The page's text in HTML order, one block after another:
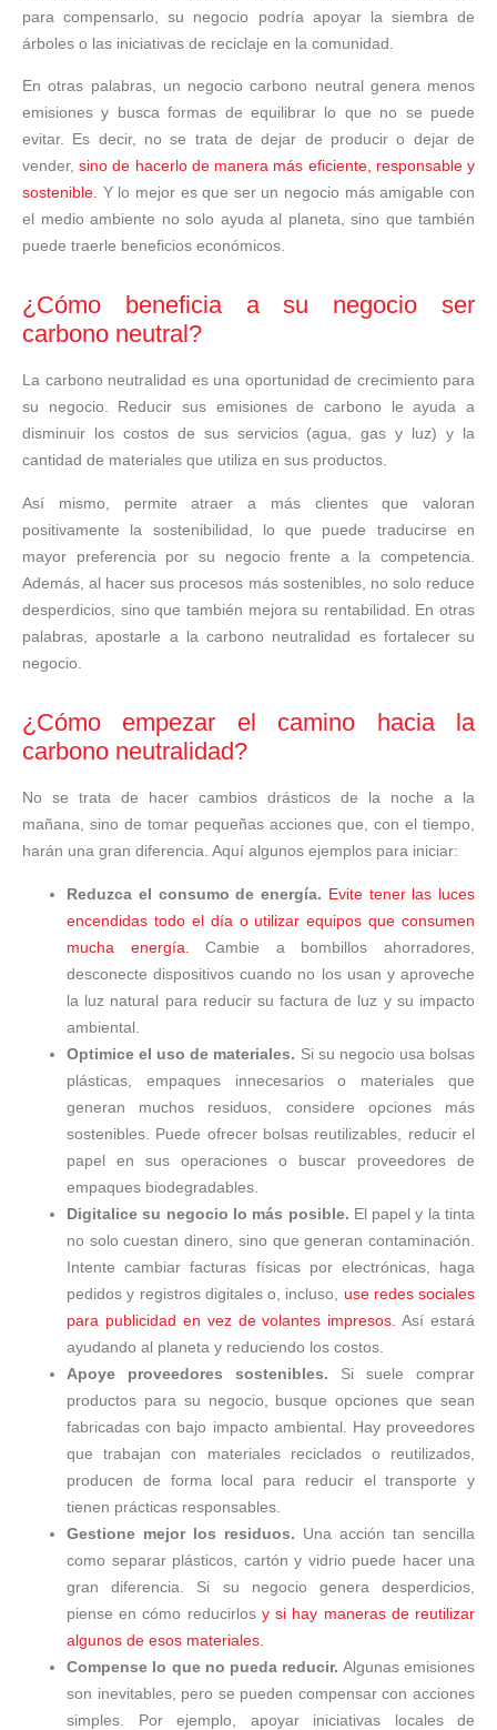
para compensarlo, su negocio podría apoyar la siembra de
árboles o las iniciativas de reciclaje en la comunidad.
En otras palabras, un negocio carbono neutral genera menos
emisiones y busca formas de equilibrar lo que no se puede
evitar. Es decir, no se trata de dejar de producir o dejar de
vender,sino de hacerlo de manera más eficiente, responsable y
sostenible. Y lo mejor es que ser un negocio más amigable con
el medio ambiente no solo ayuda al planeta, sino que también
puede traerle beneficios económicos.
¿Cómo beneficia a su negocio ser
carbono neutral?
La carbono neutralidad es una oportunidad de crecimiento para
su negocio. Reducir sus emisiones de carbono le ayuda a
disminuir los costos de sus servicios (agua, gas y luz) y la
cantidad de materiales que utiliza en sus productos.
Así mismo, permite atraer a más clientes que valoran
positivamente la sostenibilidad, lo que puede traducirse en
mayor preferencia por su negocio frente a la competencia.
Además, al hacer sus procesos más sostenibles, no solo reduce
desperdicios, sino que también mejora su rentabilidad. En otras
palabras, apostarle a la carbono neutralidad es fortalecer su
negocio.
¿Cómo empezar el camino hacia la
carbono neutralidad?
No se trata de hacer cambios drásticos de la noche a la
mañana, sino de tomar pequeñas acciones que, con el tiempo,
harán una gran diferencia. Aquí algunos ejemplos para iniciar:
Reduzca el consumo de energía. Evite tener las luces
encendidas todo el día o utilizar equipos que consumen
mucha energía.
Cambie a bombillos ahorradores,
desconecte dispositivos cuando no los usan y aproveche
la luz natural para reducir su factura de luz y su impacto
ambiental.
Optimice el uso de materiales. Si su negocio usa bolsas
plásticas, empaques innecesarios o materiales que
generan muchos residuos, considere opciones más
sostenibles. Puede ofrecer bolsas reutilizables, reducir el
papel en sus operaciones o buscar proveedores de
empaques biodegradables.
Digitalice su negocio lo más posible. El papel y la tinta
no solo cuestan dinero, sino que generan contaminación.
Intente cambiar facturas físicas por electrónicas, haga
pedidos y registros digitales o, incluso, use redes sociales
para publicidad en vez de volantes impresos.Así estará
ayudando al planeta y reduciendo los costos.
Apoye proveedores sostenibles. Si suele comprar
productos para su negocio, busque opciones que sean
fabricadas con bajo impacto ambiental. Hay proveedores
que trabajan con materiales reciclados o reutilizados,
producen de forma local para reducir el transporte y
tienen prácticas responsables.
Gestione mejor los residuos. Una acción tan sencilla
como separar plásticos, cartón y vidrio puede hacer una
gran diferencia. Si su negocio genera desperdicios,
piense en cómo reducirlosy si hay maneras de reutilizar
algunos de esos materiales.
Compense lo que no pueda reducir. Algunas emisiones
son inevitables, pero se pueden compensar con acciones
simples. Por ejemplo, apoyar iniciativas locales de